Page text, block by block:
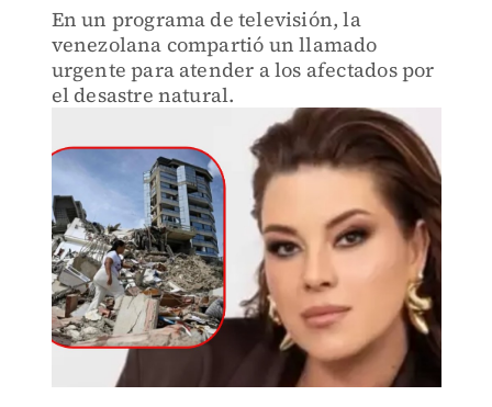
En un programa de televisión, la
venezolana compartió un llamado
urgente para atender a los afectados por
el desastre natural.